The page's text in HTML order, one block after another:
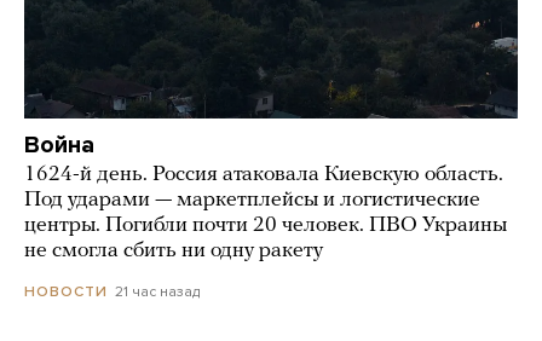
Война
1624-й день. Россия атаковала Киевскую область.
Под ударами — маркетплейсы и логистические
центры. Погибли почти 20 человек. ПВО Украины
не смогла сбить ни одну ракету
НОВОСТИ 21 час назад